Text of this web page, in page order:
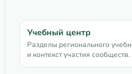
Учебный центр
Разделы регионального
и контекст участия сообществ.